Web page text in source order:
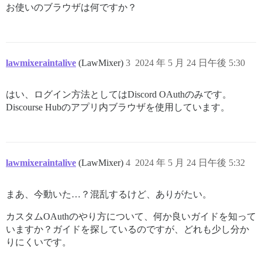
お使いのブラウザは何ですか？
lawmixeraintalive (LawMixer) 2024 年 5 月 24 日午後 5:30
3
はい、ログイン方法としてはDiscord OAuthのみです。
Discourse Hubのアプリ内ブラウザを使用しています。
lawmixeraintalive (LawMixer) 2024 年 5 月 24 日午後 5:32
4
まあ、今動いた…？混乱するけど、ありがたい。
カスタムOAuthのやり方について、何か良いガイドを知って
いますか？ガイドを探しているのですが、どれも少し分か
りにくいです。